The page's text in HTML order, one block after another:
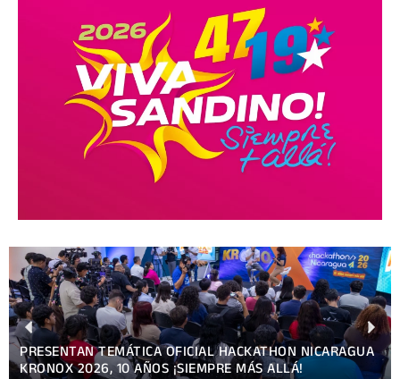
PRESENTAN TEMÁTICA OFICIAL HACKATHON NICARAGUA
KRONOX 2026, 10 AÑOS ¡SIEMPRE MÁS ALLÁ!